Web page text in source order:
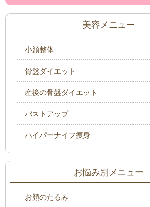
美容メニュー
小顔整体
骨盤ダイエット
産後の骨盤ダイエット
バストアップ
ハイパーナイフ痩身
お悩み別メニュー
お顔のたるみ